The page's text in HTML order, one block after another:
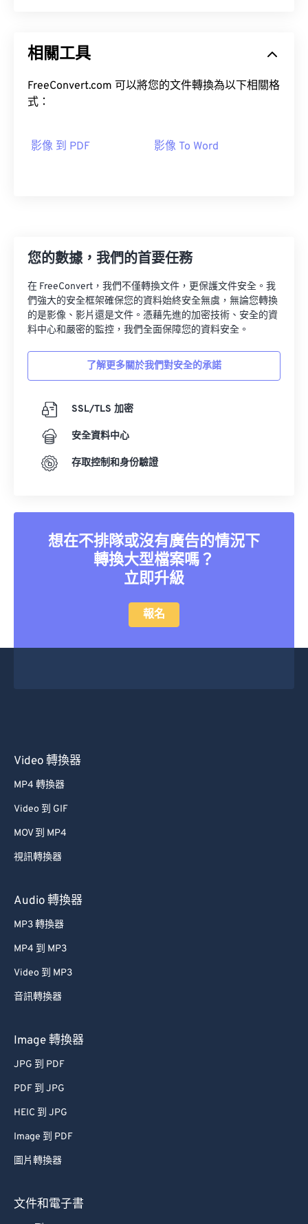
相關工具
FreeConvert.com 可以將您的文件轉換為以下相關格
式：
影像 到 PDF 影像 To Word
您的數據，我們的首要任務
在 FreeConvert，我們不僅轉換文件，更保護文件安全。我
們強大的安全框架確保您的資料始終安全無虞，無論您轉換
的是影像、影片還是文件。憑藉先進的加密技術、安全的資
料中心和嚴密的監控，我們全面保障您的資料安全。
了解更多關於我們對安全的承諾
SSL/TLS 加密
安全資料中心
存取控制和身份驗證
想在不排隊或沒有廣告的情況下
轉換大型檔案嗎？
立即升級
報名
Video 轉換器
MP4 轉換器
Video 到 GIF
MOV 到 MP4
視訊轉換器
Audio 轉換器
MP3 轉換器
MP4 到 MP3
Video 到 MP3
音訊轉換器
Image 轉換器
JPG 到 PDF
PDF 到 JPG
HEIC 到 JPG
Image 到 PDF
圖片轉換器
文件和電子書